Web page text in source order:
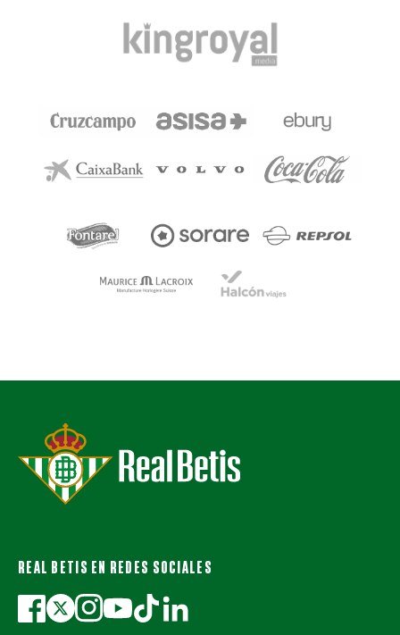
REAL BETIS EN REDES SOCIALES